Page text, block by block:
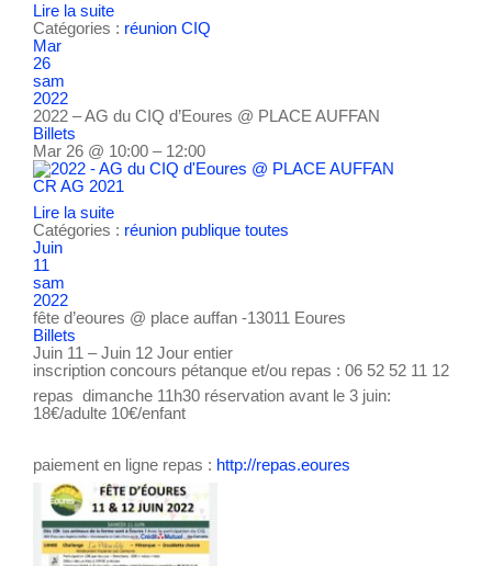
Lire la suite
Catégories : réunion CIQ
Mar
26
sam
2022
2022 – AG du CIQ d’Eoures @ PLACE AUFFAN
Billets
Mar 26 @ 10:00 – 12:00
CR AG 2021
Lire la suite
Catégories : réunion publique toutes
Juin
11
sam
2022
fête d’eoures @ place auffan -13011 Eoures
Billets
Juin 11 – Juin 12 Jour entier
inscription concours pétanque et/ou repas : 06 52 52 11 12
repas dimanche 11h30 réservation avant le 3 juin:
18€/adulte 10€/enfant
paiement en ligne repas : http://repas.eoures